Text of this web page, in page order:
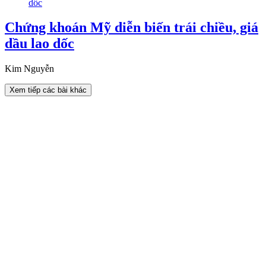
Chứng khoán Mỹ diễn biến trái chiều, giá
dầu lao dốc
Kim Nguyễn
Xem tiếp các bài khác